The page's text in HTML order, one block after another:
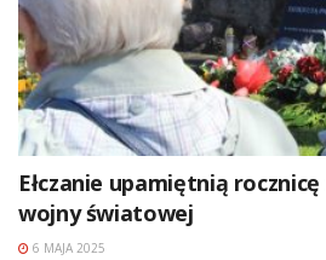
Ełczanie upamiętnią
wojny światowej
6 MAJA 2025